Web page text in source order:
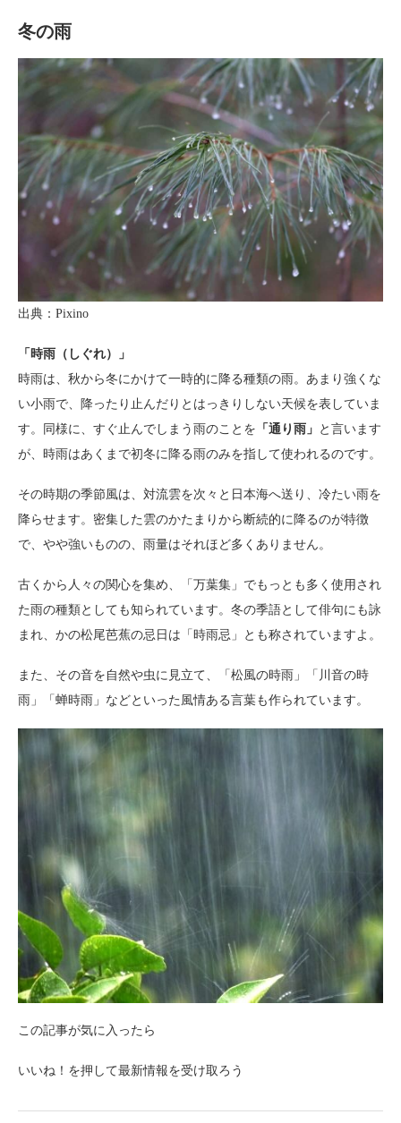
冬の雨
出典：Pixino
「時雨（しぐれ）」
時雨は、秋から冬にかけて一時的に降る種類の雨。あまり強くな
い小雨で、降ったり止んだりとはっきりしない天候を表していま
す。同様に、すぐ止んでしまう雨のことを 「通り雨」 と言います
が、時雨はあくまで初冬に降る雨のみを指して使われるのです。
その時期の季節風は、対流雲を次々と日本海へ送り、冷たい雨を
降らせます。密集した雲のかたまりから断続的に降るのが特徴
で、やや強いものの、雨量はそれほど多くありません。
古くから人々の関心を集め、「万葉集」でもっとも多く使用され
た雨の種類としても知られています。冬の季語として俳句にも詠
まれ、かの松尾芭蕉の忌日は「時雨忌」とも称されていますよ。
また、その音を自然や虫に見立て、「松風の時雨」「川音の時
雨」「蝉時雨」などといった風情ある言葉も作られています。
この記事が気に入ったら
いいね！を押して最新情報を受け取ろう